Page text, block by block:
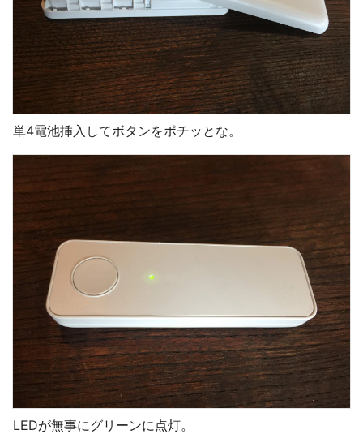
単4電池挿入してボタンをポチッとな。
LEDが無事にグリーンに点灯。